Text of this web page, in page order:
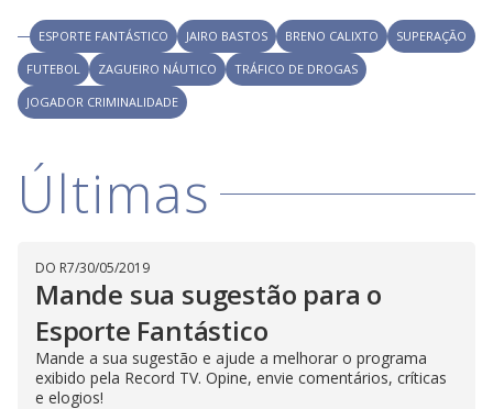
V
i
o
o
ESPORTE FANTÁSTICO JAIRO BASTOS BRENO CALIXTO
SUPERAÇÃO
FUTEBOL
ZAGUEIRO NÁUTICO
TRÁFICO DE DROGAS
JOGADOR CRIMINALIDADE
Últimas
DO R7/30/05/2019
Mande sua sugestão para o
Esporte Fantástico
Mande a sua sugestão e ajude a melhorar o programa
exibido pela Record TV. Opine, envie comentários, críticas
e elogios!